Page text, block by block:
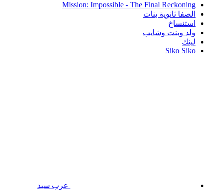
Mission: Impossible - The Final Reckoning
الصفا ثانوية بنات
استنساخ
ولد وبنت وشايب
لينك
Siko Siko
عرب سيد